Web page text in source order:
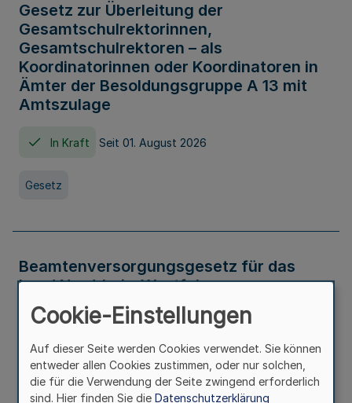
Gesetz zur Überleitung der
Gesamtschulrektorinnen,
Gesamtschulrektoren – als
Koordinatorinnen oder Koordinatoren in
Ämter der Besoldungsgruppe A 13 mit
Amtszulage
In Kraft Seit 01. August 2026
Gesetz
Beamtenversorgungsgesetz für das
Land Nordrhein-Westfalen
(Landesbeamtenversorgungsgesetz -
LBeamtVG NRW)
In Kraft Seit 01. Juli 2016
Cookie-Einstellungen
Auf dieser Seite werden Cookies verwendet. Sie können
entweder allen Cookies zustimmen, oder nur solchen,
die für die Verwendung der Seite zwingend erforderlich
sind. Hier finden Sie die Datenschutzerklärung